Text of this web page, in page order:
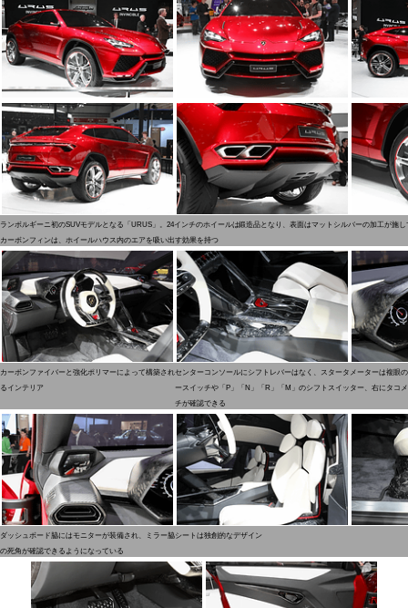
ランボルギーニ初のSUVモデルとなる「URUS」。24インチのホイールは鍛造品となり、表面はマットシルバーの加工が施
カーボンフィンは、ホイールハウス内のエアを吸い出す効果を持つ
カーボンファイバーと強化ポリマーによって構築され
るインテリア
センターコンソールにシフトレバーはなく、スタータ
ースイッチや「P」「N」「R」「M」のシフトスイッ
チが確認できる
メーターは複眼
ター、右にタコ
ダッシュボード脇にはモニターが装備され、ミラー脇
の死角が確認できるようになっている
シートは独創的なデザイン